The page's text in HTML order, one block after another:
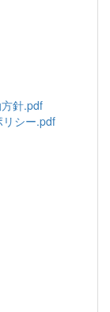
針.pdf
リシー.pdf